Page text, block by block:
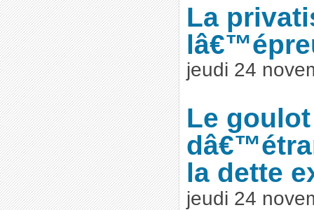
La
jeudi 24
Le goulot
la dette
jeudi 24